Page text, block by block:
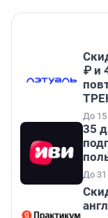
₽ и
До 15
35
До 31